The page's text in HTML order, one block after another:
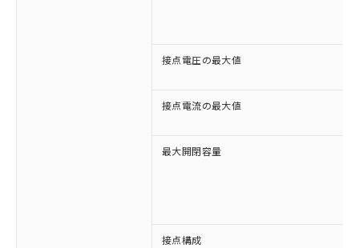
接点電圧の最大値
接点電流の最大値
最大開閉容量
接点構成